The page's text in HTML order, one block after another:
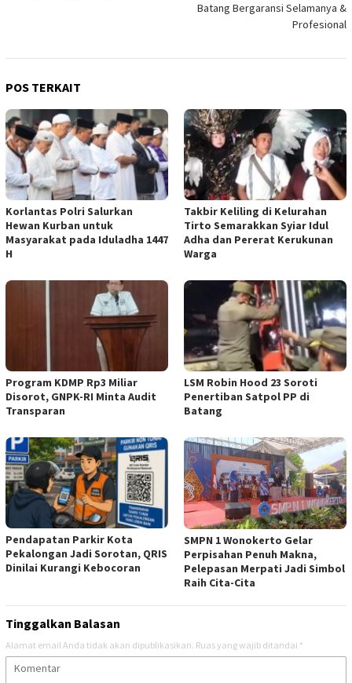
Batang Bergaransi Selamanya &
Profesional
POS TERKAIT
Korlantas Polri Salurkan
Hewan Kurban untuk
Masyarakat pada Iduladha 1447
H
Takbir Keliling di Kelurahan
Tirto Semarakkan Syiar Idul
Adha dan Pererat Kerukunan
Warga
Program KDMP Rp3 Miliar
Disorot, GNPK-RI Minta Audit
Transparan
LSM Robin Hood 23 Soroti
Penertiban Satpol PP di
Batang
Pendapatan Parkir Kota
Pekalongan Jadi Sorotan, QRIS
Dinilai Kurangi Kebocoran
SMPN 1 Wonokerto Gelar
Perpisahan Penuh Makna,
Pelepasan Merpati Jadi Simbol
Raih Cita-Cita
Tinggalkan Balasan
Alamat email Anda tidak akan dipublikasikan. Ruas yang wajib ditandai *